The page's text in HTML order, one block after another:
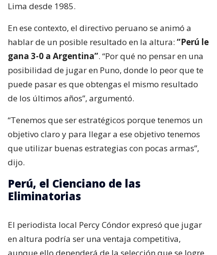
Lima desde 1985.
En ese contexto, el directivo peruano se animó a
hablar de un posible resultado en la altura: “Perú le
gana 3-0 a Argentina”. “Por qué no pensar en una
posibilidad de jugar en Puno, donde lo peor que te
puede pasar es que obtengas el mismo resultado
de los últimos años”, argumentó.
“Tenemos que ser estratégicos porque tenemos un
objetivo claro y para llegar a ese objetivo tenemos
que utilizar buenas estrategias con pocas armas”,
dijo.
Perú, el Cienciano de las
Eliminatorias
El periodista local Percy Cóndor expresó que jugar
en altura podría ser una ventaja competitiva,